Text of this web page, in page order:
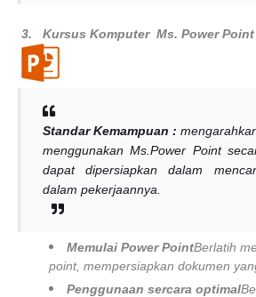
3. Kursus Komputer Ms. Power Point
Standar Kemampuan :
menggunakan Ms.Power Point
dapat dipersiapkan dalam
dalam pekerjaannya.
Memulai Power PointBerlatih
point, mempersiapkan dokumen
Penggunaan sercara optimal